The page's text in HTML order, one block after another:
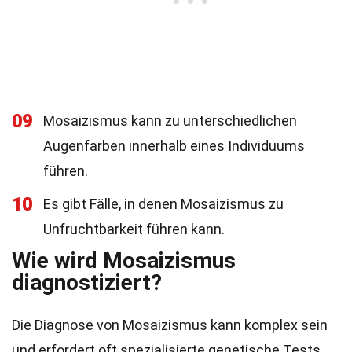
09
Mosaizismus kann zu unterschiedlichen
Augenfarben innerhalb eines Individuums
führen.
10
Es gibt Fälle, in denen Mosaizismus zu
Unfruchtbarkeit führen kann.
Wie wird Mosaizismus
diagnostiziert?
Die Diagnose von Mosaizismus kann komplex sein